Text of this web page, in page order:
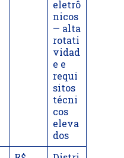
eletrô
nicos
— alta
rotati
vidad
e e
requi
sitos
técni
cos
eleva
dos